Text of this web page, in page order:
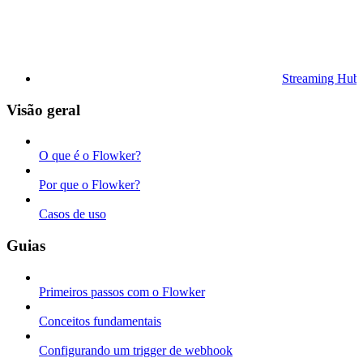
Streaming Hub
Visão geral
O que é o Flowker?
Por que o Flowker?
Casos de uso
Guias
Primeiros passos com o Flowker
Conceitos fundamentais
Configurando um trigger de webhook